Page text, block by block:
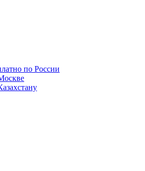
по России